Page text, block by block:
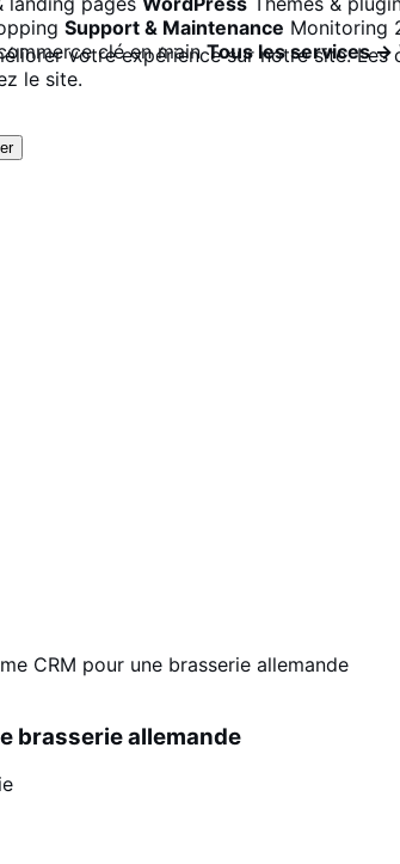
votre expérience sur notre site.
le site.
Support & Maintenance Monitoring
clé en main Tous les services →
CRM pour une brasserie allemande
brasserie allemande